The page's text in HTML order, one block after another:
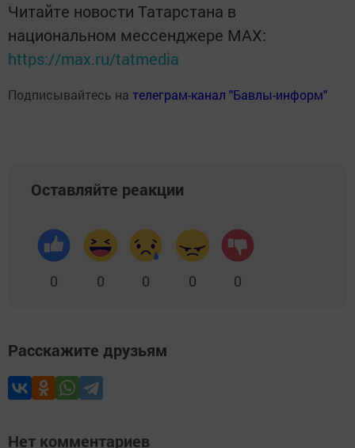
Читайте новости Татарстана в
национальном мессенджере MАХ:
https://max.ru/tatmedia
Подписывайтесь на телеграм-канал "Бавлы-информ"
Оставляйте реакции
0 0 0 0 0
Расскажите друзьям
Нет комментариев